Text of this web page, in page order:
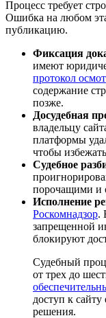
Процесс требует
Ошибка на любом
публикацию.
Фиксация
имеют
протокол
содержание
позже.
Досудебная
владельцу
платформы
чтобы
Судебное
порочащими и
Исполнение
Роскомнадзор.
запрещенной
блокируют
Судебный
от трех до
доступ к
решения.